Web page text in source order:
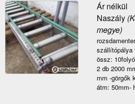
Ár nélkül
Naszály
megye)
szállítópálya
össz:
2 db 2000
mm -görgők
átm: 50mm-